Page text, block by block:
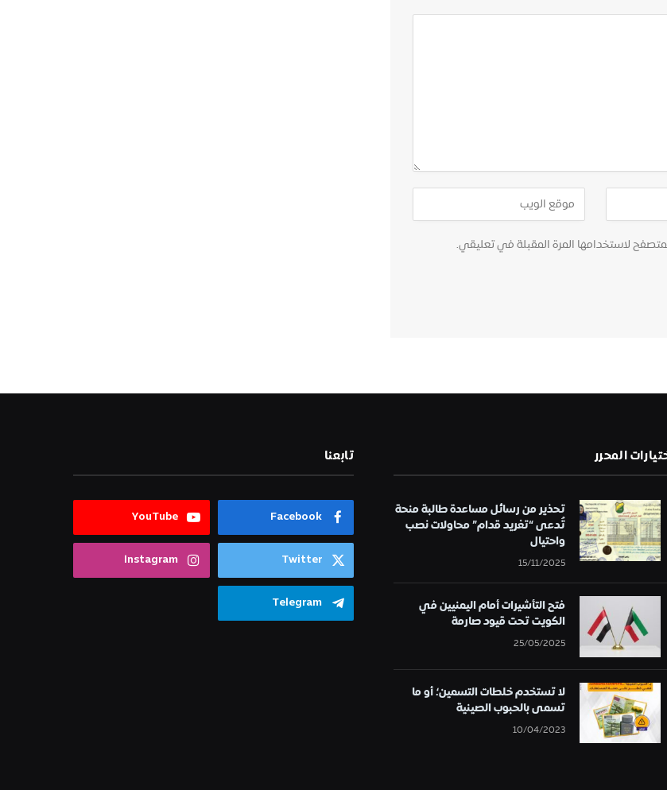
لاستخدامها المرة المقبلة في تعليقي.
المحرر
تحذير من رسائل مساعدة طالبة منحة
تُدعى “تغريد قدام” محاولات نصب
واحتيال
15/11/2025
فتح التأشيرات أمام اليمنيين في
الكويت تحت قيود صارمة
25/05/2025
لا تستخدم خلطات التسمين؛ أو ما
تسمى بالحبوب الصينية
10/04/2023
تابعنا
Facebook
YouTube
Twitter
Instagram
Telegram